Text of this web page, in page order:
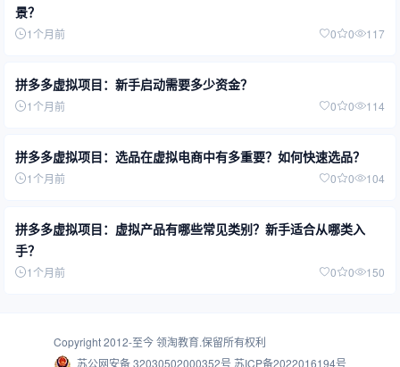
景？
1个月前 0 0 117
拼多多虚拟项目：新手启动需要多少资金？
1个月前 0 0 114
拼多多虚拟项目：选品在虚拟电商中有多重要？如何快速选品？
1个月前 0 0 104
拼多多虚拟项目：虚拟产品有哪些常见类别？新手适合从哪类入
手？
1个月前 0 0 150
Copyright 2012-至今领淘教育.保留所有权利
苏公网安备 32030502000352号 苏ICP备2022016194号